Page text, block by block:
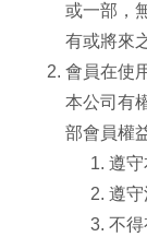
或一部，
有或將來
會員在使
本公司有
部會員權
遵守
遵守
不得